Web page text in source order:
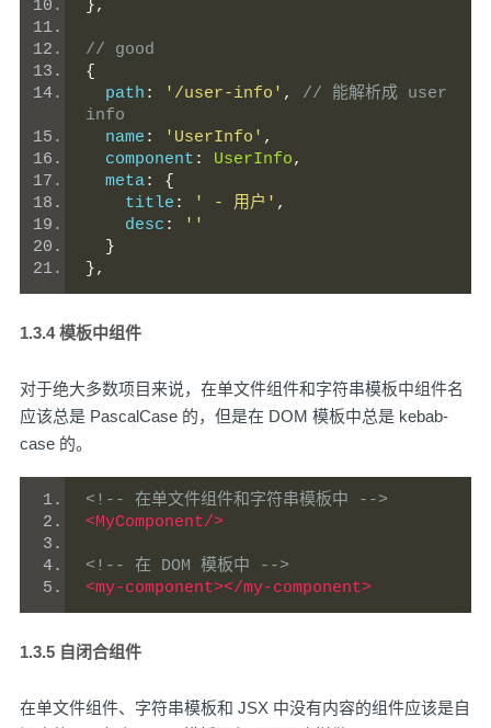
},
// good
{
  path
: '/user-info' ,
// 能解析成 user
info
  name
: 'UserInfo' ,
  component
: UserInfo,
  meta
:
{
    title
: ' - 用户' ,
    desc
:
''
}
},
1.3.4 模板中组件
对于绝大多数项目来说，在单文件组件和字符串模板中组件名
应该总是 PascalCase 的，但是在 DOM 模板中总是 kebab-
case 的。
<!-- 在单文件组件和字符串模板中 -->
<MyComponent/>
<!-- 在 DOM 模板中 -->
<my-component></my-component>
1.3.5 自闭合组件
在单文件组件、字符串模板和 JSX 中没有内容的组件应该是自